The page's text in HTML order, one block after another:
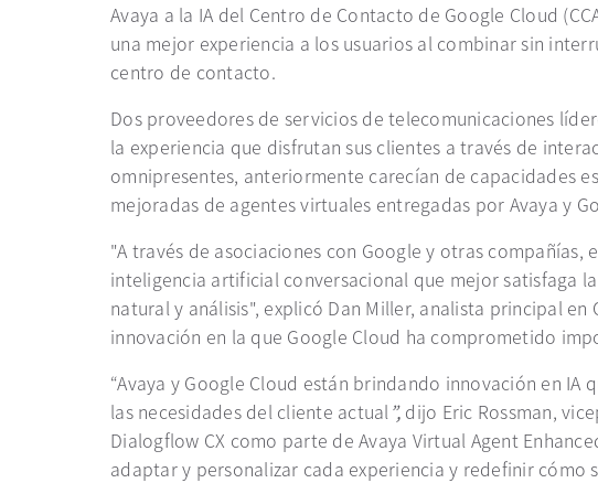
Avaya a la IA del Centro de Contacto de Google Cloud
una mejor experiencia a los usuarios al combinar sin
centro de contacto.
Dos proveedores de servicios de telecomunicaciones
la experiencia que disfrutan sus clientes a través de
omnipresentes, anteriormente carecían de capacidades
mejoradas de agentes virtuales entregadas por Avaya y
"A través de asociaciones con Google y otras
inteligencia artificial conversacional que mejor satisfaga
natural y análisis", explicó Dan Miller, analista principal
innovación en la que Google Cloud ha comprometido
“Avaya y Google Cloud están brindando innovación en
las necesidades del cliente actual”, dijo Eric Rossman,
Dialogflow CX como parte de Avaya Virtual Agent
adaptar y personalizar cada experiencia y redefinir